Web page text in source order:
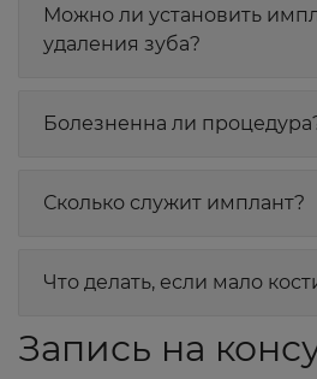
Можно ли установить
удаления зуба?
Болезненна ли
Сколько служит имплант?
Что делать, если мало
Запись на